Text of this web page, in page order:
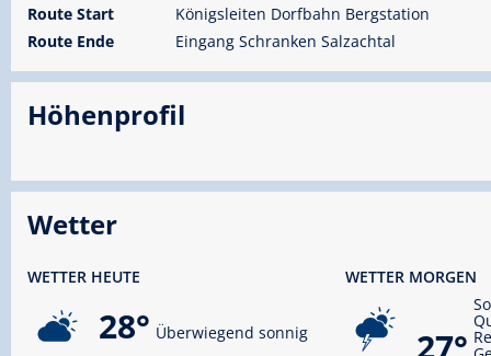
Route Start
Königsleiten Dorfbahn Bergstation
Route Ende
Eingang Schranken Salzachtal
Höhenprofil
Wetter
WETTER HEUTE
28° Überwiegend sonnig
WETTER MORGEN
27°